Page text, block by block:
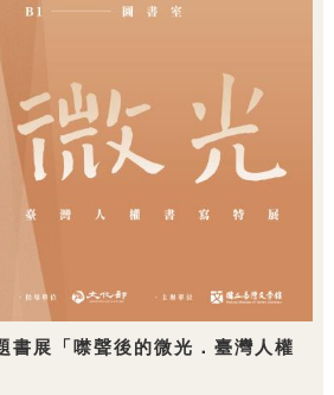
書展「噤聲後的微光．臺灣人權